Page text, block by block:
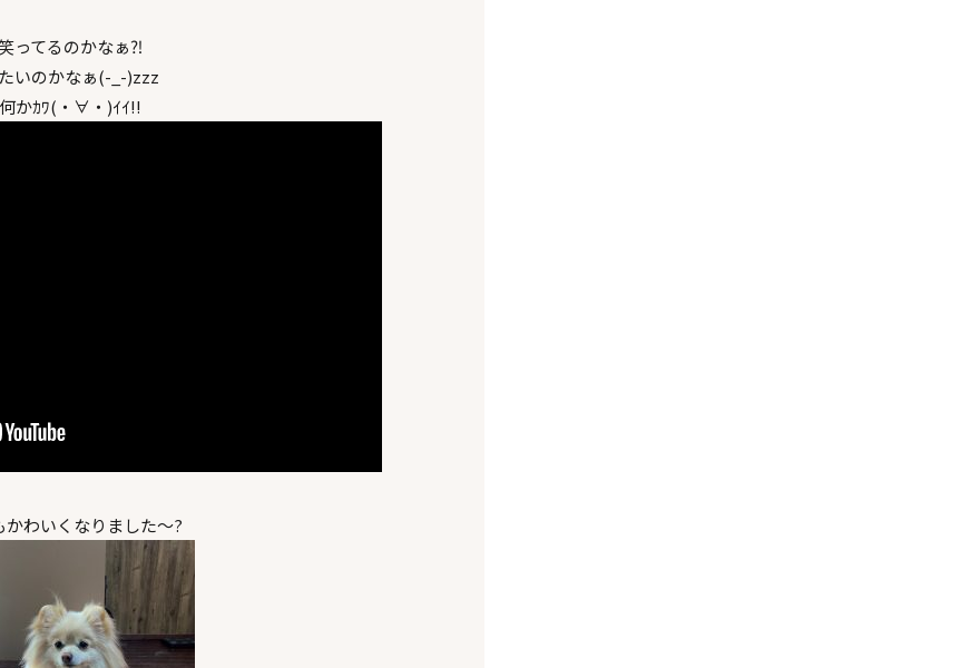
ってるのかなぁ⁈
いのかなぁ(-_-)zzz
何かｶﾜ(・∀・)ｲｲ!!
かわいくなりました～?